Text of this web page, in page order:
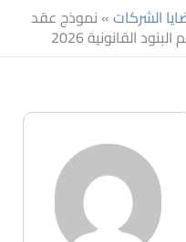
الشركات» نموذج عقد
القانونية 2026